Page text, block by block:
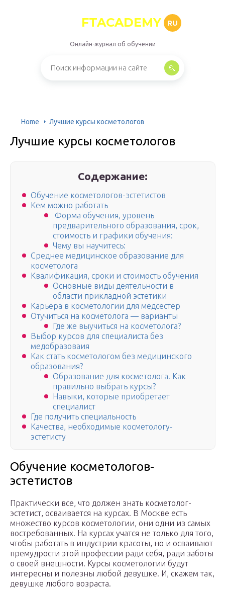
FTACADEMY RU
Онлайн-журнал об обучении
Home Лучшие курсы косметологов
Лучшие курсы косметологов
Содержание:
Обучение косметологов-эстетистов
Кем можно работать
Форма обучения, уровень
предварительного образования, срок,
стоимость и графики обучения:
Чему вы научитесь:
Среднее медицинское образование для
косметолога
Квалификация, сроки и стоимость обучения
Основные виды деятельности в
области прикладной эстетики
Карьера в косметологии для медсестер
Отучиться на косметолога — варианты
Где же выучиться на косметолога?
Выбор курсов для специалиста без
медобразоваия
Как стать косметологом без медицинского
образования?
Образование для косметолога. Как
правильно выбрать курсы?
Навыки, которые приобретает
специалист
Где получить специальность
Качества, необходимые косметологу-
эстетисту
Обучение косметологов-
эстетистов
Практически все, что должен знать косметолог-
эстетист, осваивается на курсах. В Москве есть
множество курсов косметологии, они одни из самых
востребованных. На курсах учатся не только для того,
чтобы работать в индустрии красоты, но и осваивают
премудрости этой профессии ради себя, ради заботы
о своей внешности. Курсы косметологии будут
интересны и полезны любой девушке. И, скажем так,
девушке любого возраста.